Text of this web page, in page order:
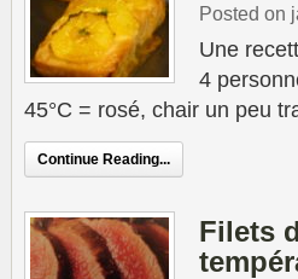
Posted on
Une
4
45°C = rosé, chair un peu
Continue Reading...
Filets